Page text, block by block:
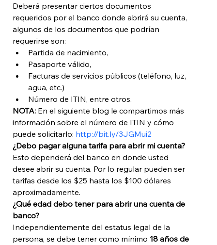
Deberá presentar ciertos documentos
requeridos por el banco donde abrirá su cuenta,
algunos de los documentos que podrían
requerirse son:
Partida de nacimiento,
Pasaporte válido,
Facturas de servicios públicos (teléfono, luz,
agua, etc.)
Número de ITIN, entre otros.
NOTA: En el siguiente blog le compartimos más
información sobre el número de ITIN y cómo
puede solicitarlo: http://bit.ly/3JGMui2
¿Debo pagar alguna tarifa para abrir mi cuenta?
Esto dependerá del banco en donde usted
desee abrir su cuenta. Por lo regular pueden ser
tarifas desde los $25 hasta los $100 dólares
aproximadamente.
¿Qué edad debo tener para abrir una cuenta de
banco?
Independientemente del estatus legal de la
persona, se debe tener como mínimo 18 años de